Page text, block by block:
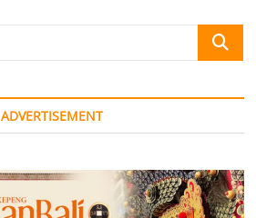
Search
ADVERTISEMENT